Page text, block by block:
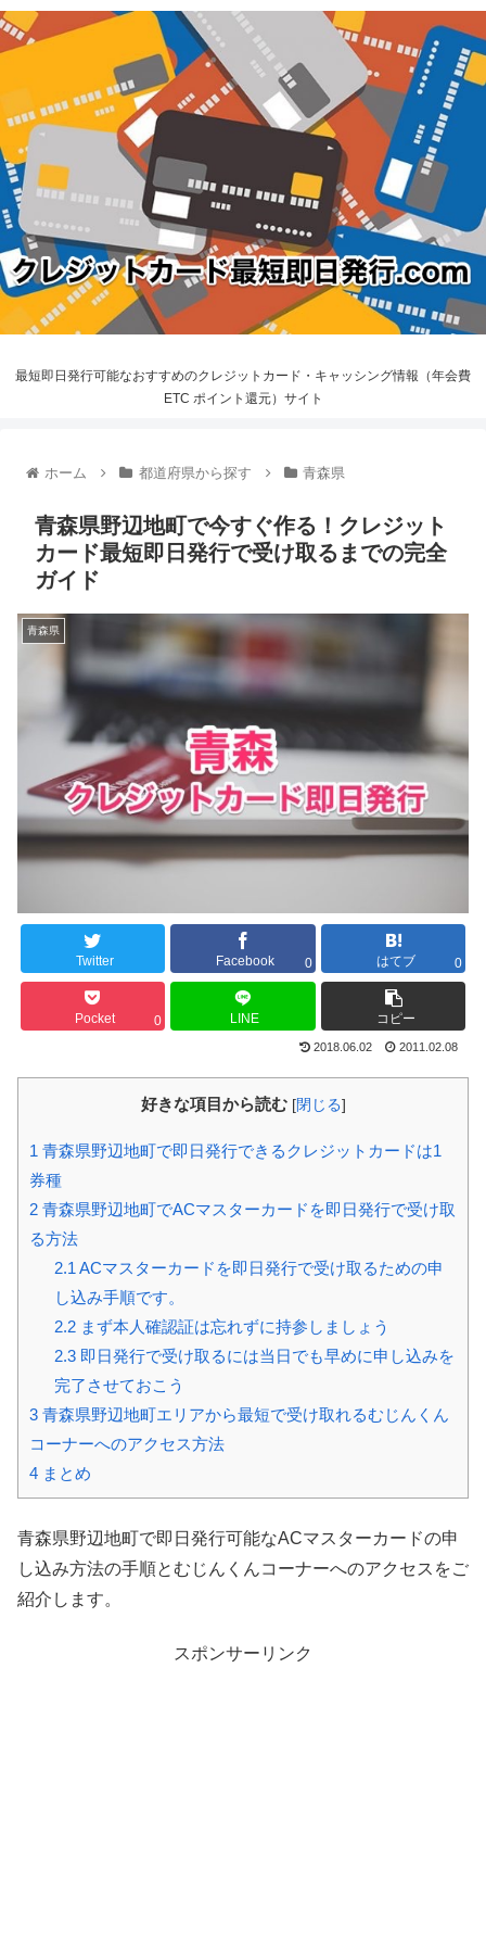
最短即日発行可能なおすすめのクレジットカード・キャッシング情報（年会費
ETC ポイント還元）サイト
ホーム 都道府県から探す 青森県
青森県野辺地町で今すぐ作る！クレジット
カード最短即日発行で受け取るまでの完全
ガイド
青森県
Twitter Facebook 0 はてブ 0
Pocket 0 LINE コピー
2018.06.02 2011.02.08
好きな項目から読む [閉じる]
1 青森県野辺地町で即日発行できるクレジットカードは1
券種
2 青森県野辺地町でACマスターカードを即日発行で受け取
る方法
2.1 ACマスターカードを即日発行で受け取るための申
し込み手順です。
2.2まず本人確認証は忘れずに持参しましょう
2.3即日発行で受け取るには当日でも早めに申し込みを
完了させておこう
3 青森県野辺地町エリアから最短で受け取れるむじんくん
コーナーへのアクセス方法
4 まとめ
青森県野辺地町で即日発行可能なACマスターカードの申
し込み方法の手順とむじんくんコーナーへのアクセスをご
紹介します。
スポンサーリンク